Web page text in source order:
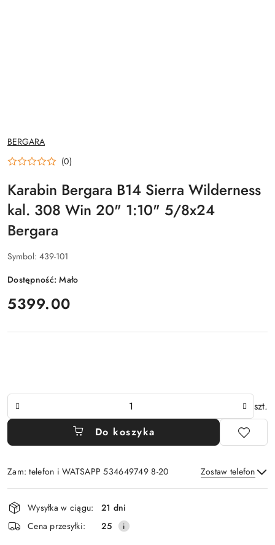
NAZWA
PRODUCENTA:
BERGARA
(0)
Karabin Bergara B14 Sierra Wilderness
kal. 308 Win 20" 1:10" 5/8x24
Bergara
Symbol: 439-101
Dostępność:Mało
cena:
5399.00
Ilość
szt.
Do koszyka
Zam: telefon i WATSAPP 534649749 8-20 Zostaw telefon
Wyślij
Dostępność
i
dostawa
Wysyłka w ciągu:
21 dni
Cena przesyłki:
25